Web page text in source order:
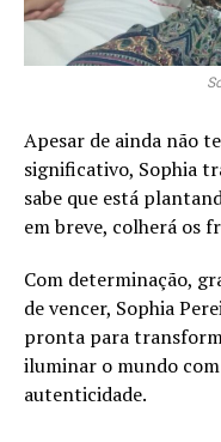
Apesar de ainda não
significativo, Sophia
sabe que está
em breve, colherá os
Com determinação,
de vencer, Sophia
pronta para
iluminar o mundo com
autenticidade.